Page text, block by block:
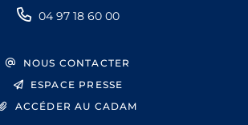
04 97 18 60 00
NOUS CONTACTER
ESPACE PRESSE
ACCÉDER AU CADAM